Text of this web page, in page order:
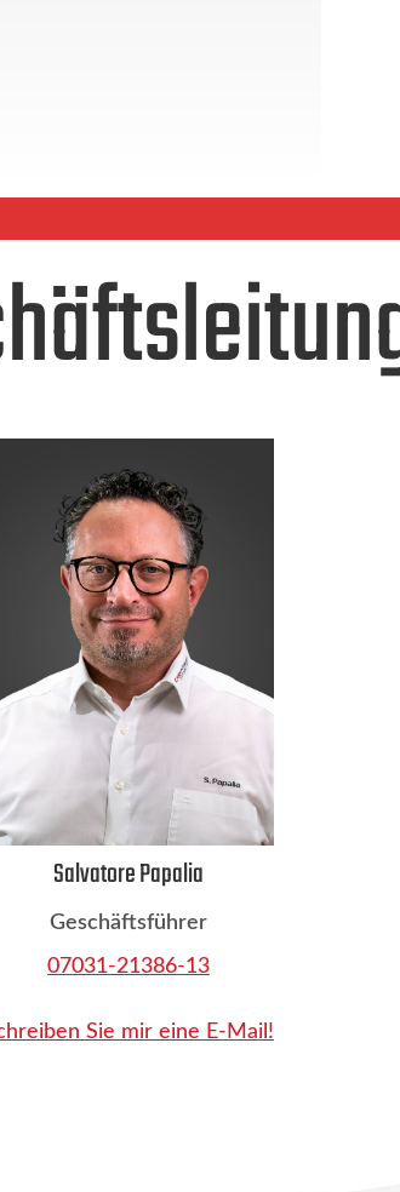
Salvatore Papalia
Geschäftsführer
07031-21386-13
Sie mir eine E-Mail!